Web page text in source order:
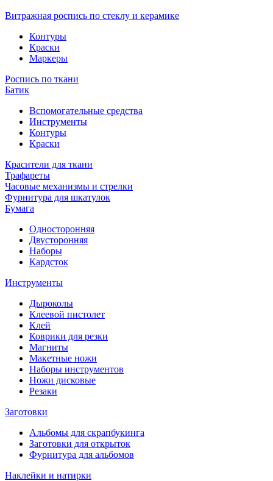
Витражная роспись по стеклу и керамике
Контуры
Краски
Маркеры
Роспись по ткани
Батик
Вспомогательные средства
Инструменты
Контуры
Краски
Красители для ткани
Трафареты
Часовые механизмы и стрелки
Фурнитура для шкатулок
Бумага
Односторонняя
Двусторонняя
Наборы
Кардсток
Инструменты
Дыроколы
Клеевой пистолет
Клей
Коврики для резки
Магниты
Макетные ножи
Наборы инструментов
Ножи дисковые
Резаки
Заготовки
Альбомы для скрапбукинга
Заготовки для открыток
Фурнитура для альбомов
Наклейки и натирки